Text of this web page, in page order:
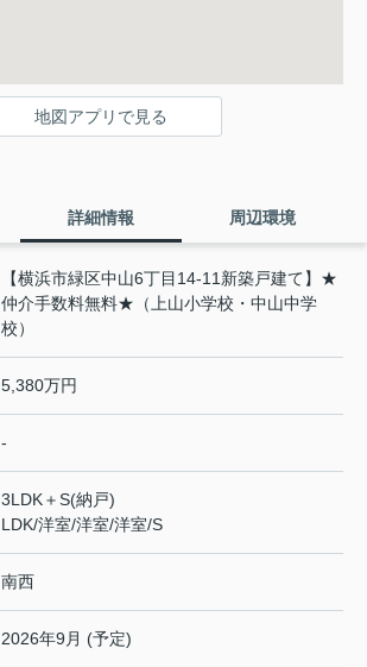
地図アプリで見る
詳細情報 周辺環境
【横浜市緑区中山6丁目14-11新築戸建て】★
仲介手数料無料★（上山小学校・中山中学
校）
5,380万円
-
3LDK＋S(納戸)
LDK/洋室/洋室/洋室/S
南西
2026年9月 (予定)